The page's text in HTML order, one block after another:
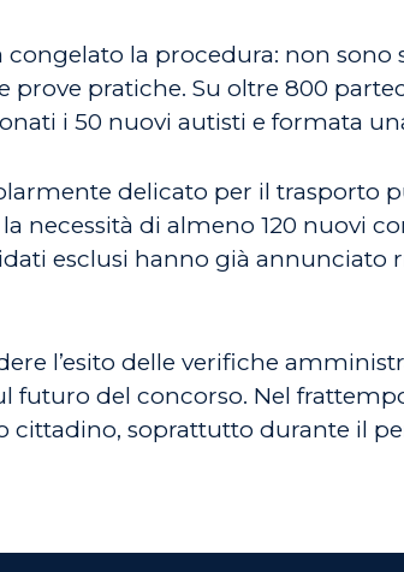
congelato la procedura: non
prove pratiche. Su oltre 800
i 50 nuovi autisti e formata
delicato per il trasporto
necessità di almeno 120 nuovi
esclusi hanno già annunciato
l’esito delle verifiche
futuro del concorso. Nel
soprattutto durante il